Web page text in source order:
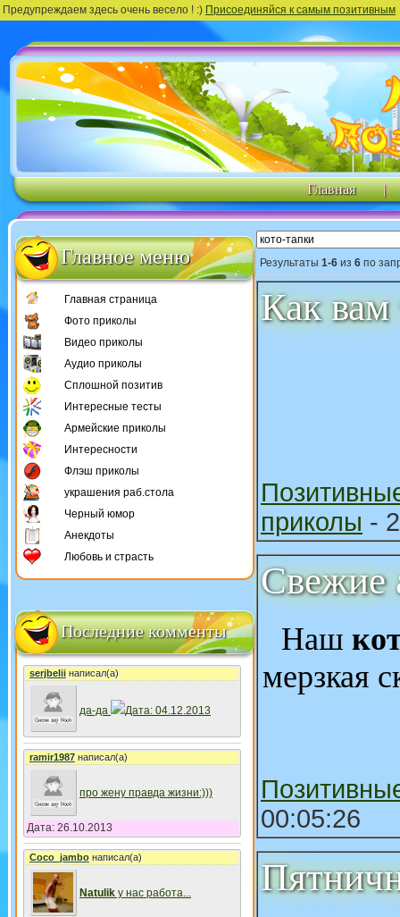
Предупреждаем здесь очень весело ! :) Присоединяйся к самым позитивным
Главная |
Главное меню
Главная страница
Фото приколы
Видео приколы
Аудио приколы
Сплошной позитив
Интересные тесты
Армейские приколы
Интересности
Флэш приколы
украшения раб.стола
Черный юмор
Анекдоты
Любовь и страсть
Последние комменты
serjbeliiнаписал(а)
да-да Дата: 04.12.2013
ramir1987написал(а)
про жену правда жизни:)))
Дата: 26.10.2013
Coco_jambo написал(а)
Natulik у нас работа...
Результаты 1-6 из 6 по
Как вам
приколы -
Свежие
Наш
мерзкая
00:05:26